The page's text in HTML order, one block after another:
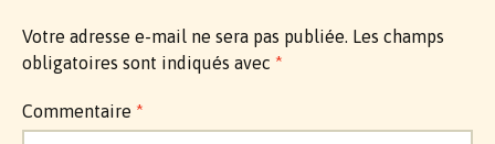
Votre adresse e-mail ne sera pas publiée. Les champs
obligatoires sont indiqués avec *
Commentaire *